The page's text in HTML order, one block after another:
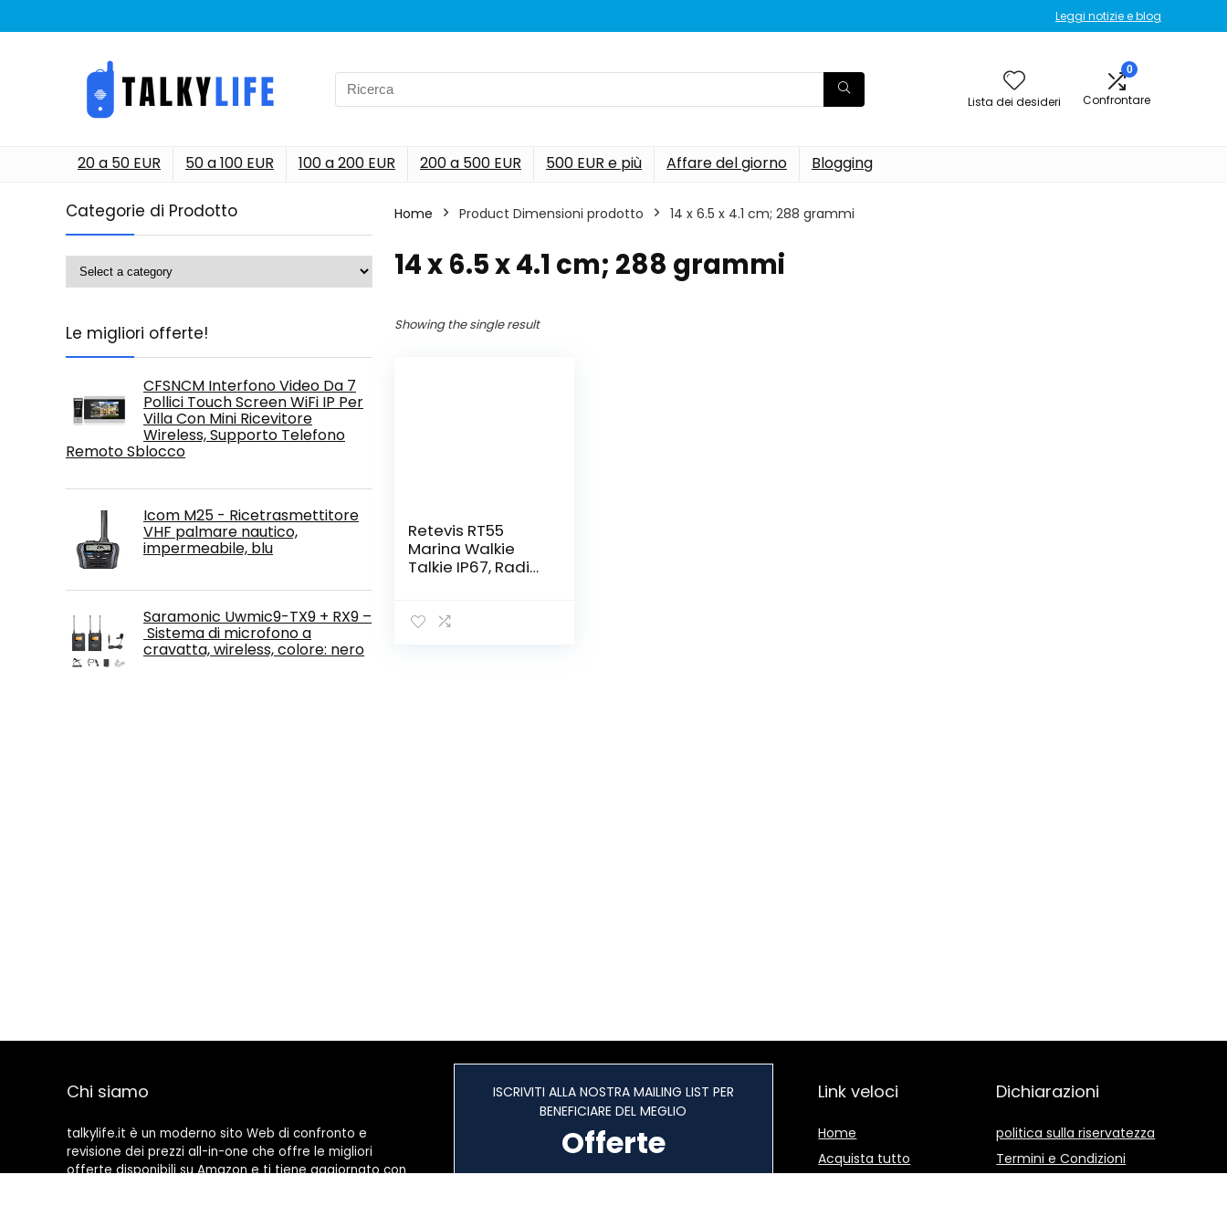
Leggi notizie e blog
Search
for:
Lista dei desideri
0
Confrontare
20 a 50 EUR 50 a 100 EUR 100 a 200 EUR 200 a 500 EUR 500 EUR e più Affare del giorno Blogging
Categorie di Prodotto
Le migliori offerte!
CFSNCM Interfono Video Da 7
Pollici Touch Screen WiFi IP Per
Villa Con Mini Ricevitore
Wireless, Supporto Telefono
Remoto Sblocco
Icom M25 - Ricetrasmettitore
VHF palmare nautico,
impermeabile, blu
Saramonic Uwmic9-TX9 + RX9 –
Sistema di microfono a
cravatta, wireless, colore: nero
Home Product Dimensioni prodotto ‎14 x 6.5 x 4.1 cm; 288 grammi
‎14 x 6.5 x 4.1 cm; 288 grammi
Showing the single result
Retevis RT55
Marina Walkie
Talkie IP67, Radio
con Vibrazione,
Chi siamo
talkylife.it è un moderno sito Web di confronto e
revisione dei prezzi all-in-one che offre le migliori
offerte disponibili su Amazon e ti tiene aggiornato con
ISCRIVITI ALLA NOSTRA MAILING LIST PER
BENEFICIARE DEL MEGLIO
Offerte
Link veloci
Home
Acquista tutto
Dichiarazioni
politica sulla riservatezza
Termini e Condizioni